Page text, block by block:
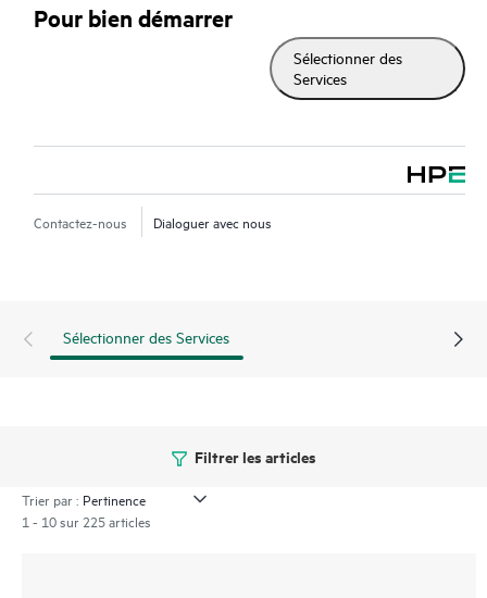
Pour bien démarrer
Sélectionner des
Services
Contactez-nous Dialoguer avec nous
Sélectionner des Services
Filtrer les articles
Trier par :
1 - 10 sur 225 articles